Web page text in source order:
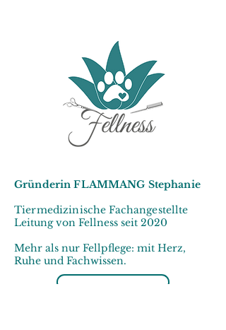
Gründerin FLAMMANG Stephanie
Tiermedizinische Fachangestellte
Leitung von Fellness seit 2020
Mehr als nur Fellpflege: mit Herz,
Ruhe und Fachwissen.